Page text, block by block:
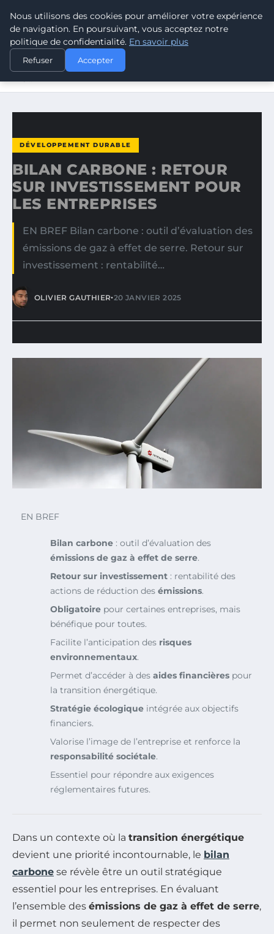
CLIMATE GUARDIAN
ACCUEIL
DÉVELOPPEMENT DURABLE
BILAN CARBONE : RETOUR SUR INVESTISSEMENT POUR
DÉVELOPPEMENT DURABLE
BILAN CARBONE : RETOUR
SUR INVESTISSEMENT POUR
LES ENTREPRISES
EN BREF Bilan carbone : outil d’évaluation des
émissions de gaz à effet de serre. Retour sur
investissement : rentabilité…
OLIVIER GAUTHIER•20 JANVIER 2025
EN BREF
Bilan carbone : outil d’évaluation des
émissions de gaz à effet de serre.
Retour sur investissement : rentabilité des
actions de réduction des émissions.
Obligatoire pour certaines entreprises, mais
bénéfique pour toutes.
Facilite l’anticipation des risques
environnementaux.
Permet d’accéder à des aides financières pour
la transition énergétique.
Stratégie écologique intégrée aux objectifs
financiers.
Valorise l’image de l’entreprise et renforce la
responsabilité sociétale.
Essentiel pour répondre aux exigences
réglementaires futures.
Dans un contexte où la transition énergétique
devient une priorité incontournable, le bilan
carbone se révèle être un outil stratégique
essentiel pour les entreprises. En évaluant
l’ensemble des émissions de gaz à effet de serre,
il permet non seulement de respecter des
Nous utilisons des cookies pour améliorer votre expérience
de navigation. En poursuivant, vous acceptez notre
politique de confidentialité. En savoir plus
Refuser Accepter